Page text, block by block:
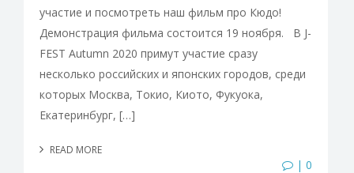
участие и посмотреть наш фильм про Кюдо!
Демонстрация фильма состоится 19 ноября. В J-
FEST Autumn 2020 примут участие сразу
несколько российских и японских городов, среди
которых Москва, Токио, Киото, Фукуока,
Екатеринбург, […]
READ MORE
| 0